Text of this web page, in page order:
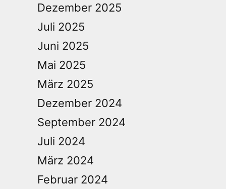
Dezember 2025
Juli 2025
Juni 2025
Mai 2025
März 2025
Dezember 2024
September 2024
Juli 2024
März 2024
Februar 2024